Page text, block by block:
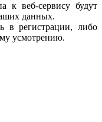
к веб-сервису будут
данных.
в регистрации, либо
усмотрению.